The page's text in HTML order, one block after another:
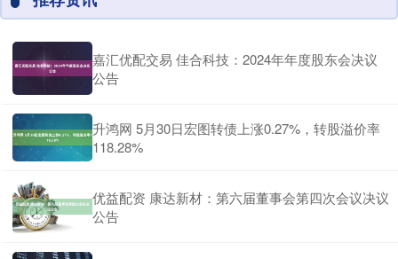
嘉汇优配交易 佳合科技：2024年年度股东会决议
公告
升鸿网 5月30日宏图转债上涨0.27%，转股溢价率
118.28%
优益配资 康达新材：第六届董事会第四次会议决议
公告